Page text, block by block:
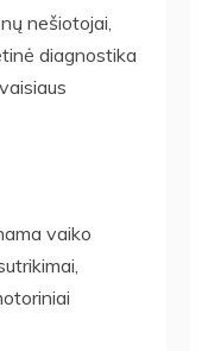
nešiotojai,
diagnostika
vaiko